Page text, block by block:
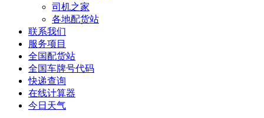
司机之家
各地配货站
联系我们
服务项目
全国配货站
全国车牌号代码
快递查询
在线计算器
今日天气